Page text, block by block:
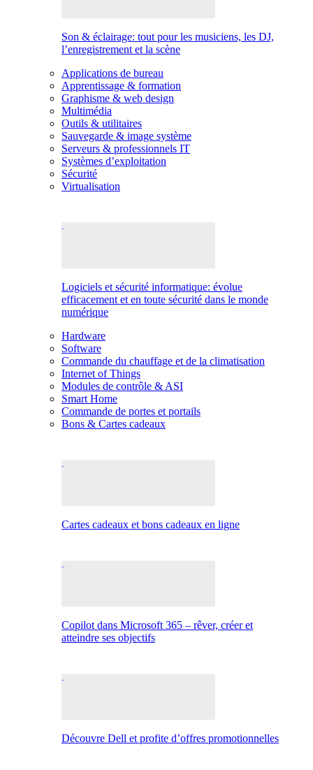
Son & éclairage: tout pour les musiciens, les DJ,
l’enregistrement et la scène
Applications de bureau
Apprentissage & formation
Graphisme & web design
Multimédia
Outils & utilitaires
Sauvegarde & image système
Serveurs & professionnels IT
Systèmes d’exploitation
Sécurité
Virtualisation
Logiciels et sécurité informatique: évolue
efficacement et en toute sécurité dans le monde
numérique
Hardware
Software
Commande du chauffage et de la climatisation
Internet of Things
Modules de contrôle & ASI
Smart Home
Commande de portes et portails
Bons & Cartes cadeaux
Cartes cadeaux et bons cadeaux en ligne
Copilot dans Microsoft 365 – rêver, créer et
atteindre ses objectifs
Découvre Dell et profite d’offres promotionnelles